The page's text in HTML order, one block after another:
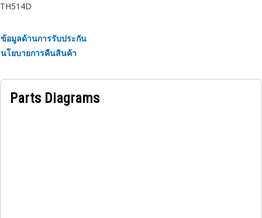
TH514D
ข้อมูลด้านการรับประกัน
นโยบายการคืนสินค้า
Parts Diagrams